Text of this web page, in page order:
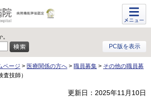
PC版を表示
メニュ
ー
ページ > 医療関係の方へ > 職員募集 > その他の職員募
技師）
更新日：2025年11月10日